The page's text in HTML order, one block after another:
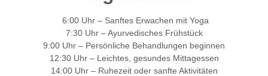
6:00 Uhr – Sanftes Erwachen mit Yoga
7:30 Uhr – Ayurvedisches Frühstück
9:00 Uhr – Persönliche Behandlungen beginnen
12:30 Uhr – Leichtes, gesundes Mittagessen
14:00 Uhr – Ruhezeit oder sanfte Aktivitäten